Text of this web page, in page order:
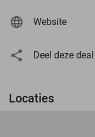
Website
Deel deze deal
Locaties